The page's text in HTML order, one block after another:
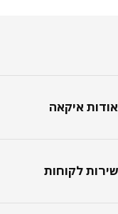
איקאה
לקוחות